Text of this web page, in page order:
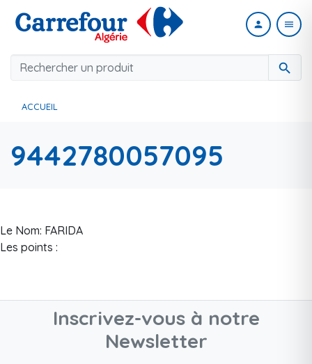
search
person menu
ACCUEIL
9442780057095
Le Nom: FARIDA
Les points :
Inscrivez-vous à notre
Newsletter